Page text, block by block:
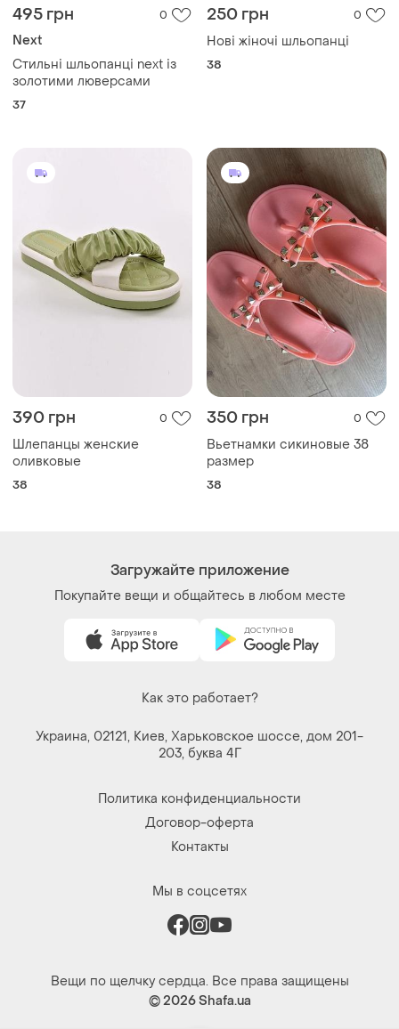
495 грн 0
Next
Стильні шльопанці next із
золотими люверсами
37
250 грн 0
Нові жіночі шльопанці
38
390 грн 0
Шлепанцы женские
оливковые
38
350 грн 0
Вьетнамки сикиновые 38
размер
38
Загружайте приложение
Покупайте вещи и общайтесь в любом месте
Как это работает?
Украина, 02121, Киев, Харьковское шоссе, дом 201-
203, буква 4Г
Политика конфиденциальности
Договор-оферта
Контакты
Мы в соцсетях
Вещи по щелчку сердца. Все права защищены
© 2026Shafa.ua